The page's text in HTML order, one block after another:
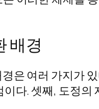
배경
은 여러 가지가
다. 셋째, 도정